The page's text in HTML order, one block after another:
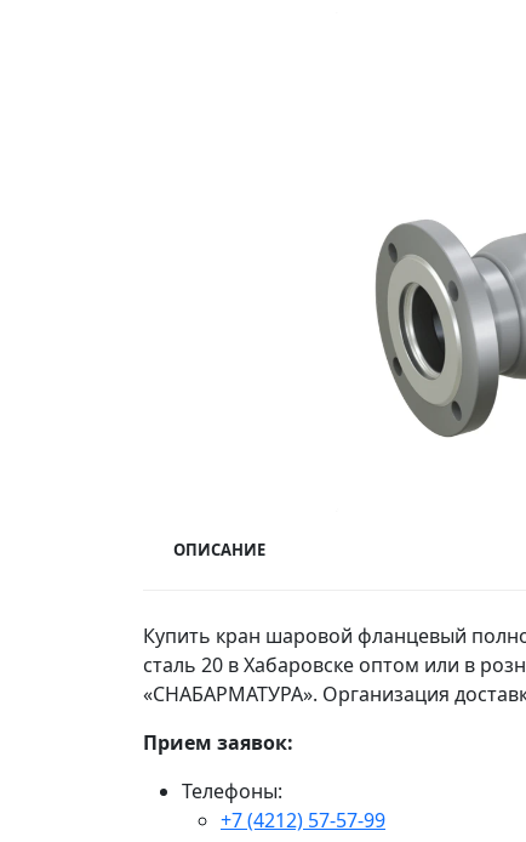
ОПИСАНИЕ
Купить кран шаровой фланцевый
сталь 20 в Хабаровске оптом или в
«СНАБАРМАТУРА». Организация
Прием заявок:
Телефоны:
+7 (4212) 57-57-99